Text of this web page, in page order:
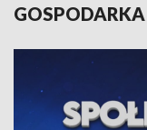
GOSPODARKA